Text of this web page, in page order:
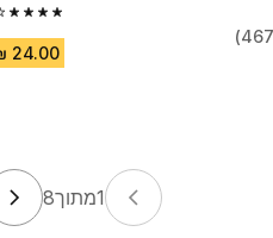
4.7 out of 5 stars from 423 reviews
1מתוך8